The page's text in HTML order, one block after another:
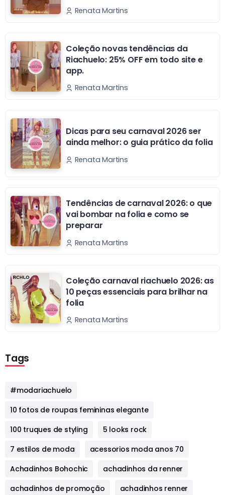
Renata Martins
Coleção novas tendências da
Riachuelo: 25% OFF em todo site e
app.
Renata Martins
Dicas para seu carnaval 2026 ser
ainda melhor: o guia prático da folia
Renata Martins
Tendências de carnaval 2026: o que
vai bombar na folia e como se
preparar
Renata Martins
Coleção carnaval riachuelo 2026: as
10 peças essenciais para brilhar na
folia
Renata Martins
Tags
#modariachuelo
10 fotos de roupas femininas elegante
100 truques de styling
5 looks rock
7 estilos de moda
acessorios moda anos 70
Achadinhos Bohochic
achadinhos da renner
achadinhos de promoção
achadinhos renner